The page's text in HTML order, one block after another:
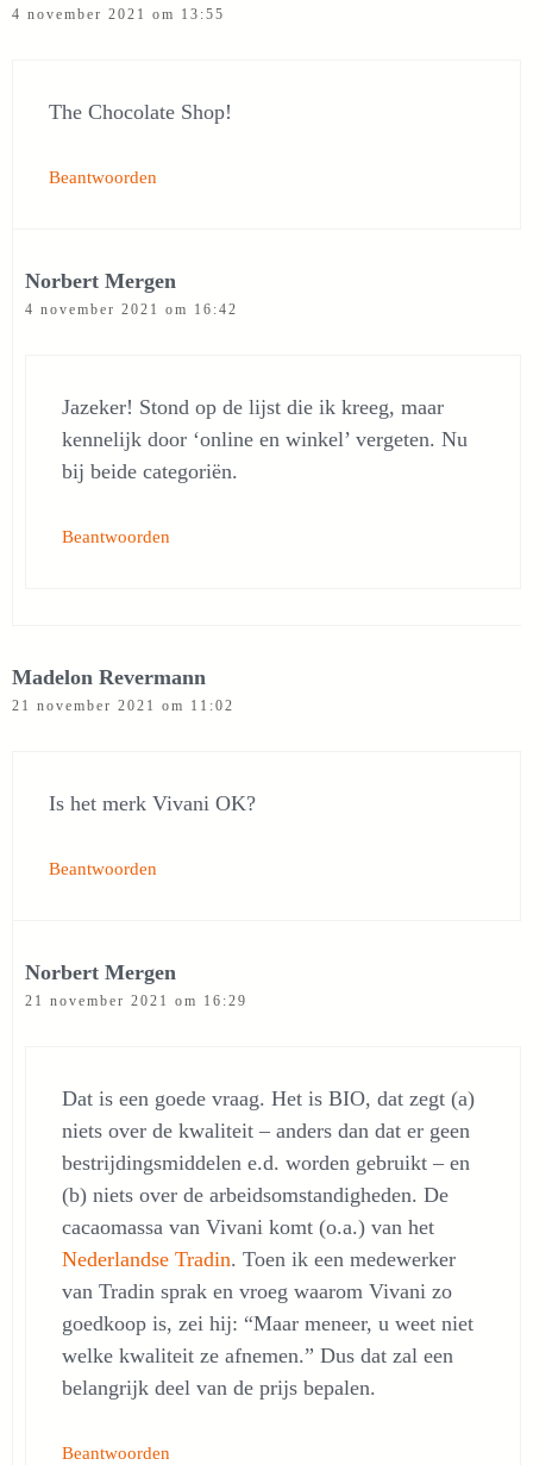
4 november 2021 om 13:55
The Chocolate Shop!
Beantwoorden
Norbert Mergen
4 november 2021 om 16:42
Jazeker! Stond op de lijst die ik kreeg, maar
kennelijk door ‘online en winkel’ vergeten. Nu
bij beide categoriën.
Beantwoorden
Madelon Revermann
21 november 2021 om 11:02
Is het merk Vivani OK?
Beantwoorden
Norbert Mergen
21 november 2021 om 16:29
Dat is een goede vraag. Het is BIO, dat zegt (a)
niets over de kwaliteit – anders dan dat er geen
bestrijdingsmiddelen e.d. worden gebruikt – en
(b) niets over de arbeidsomstandigheden. De
cacaomassa van Vivani komt (o.a.) van het
Nederlandse Tradin. Toen ik een medewerker
van Tradin sprak en vroeg waarom Vivani zo
goedkoop is, zei hij: “Maar meneer, u weet niet
welke kwaliteit ze afnemen.” Dus dat zal een
belangrijk deel van de prijs bepalen.
Beantwoorden